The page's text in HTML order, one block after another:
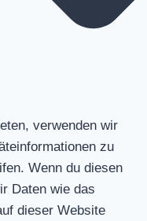
verwenden wir
zu
Wenn du diesen
Daten wie das
dieser Website